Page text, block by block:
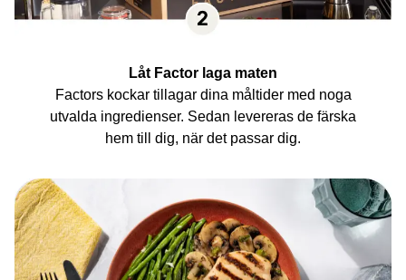
Låt Factor laga maten
Factors kockar tillagar dina måltider med noga
utvalda ingredienser. Sedan levereras de färska
hem till dig, när det passar dig.